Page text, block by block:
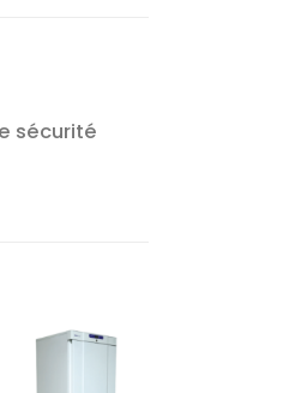
sécurité